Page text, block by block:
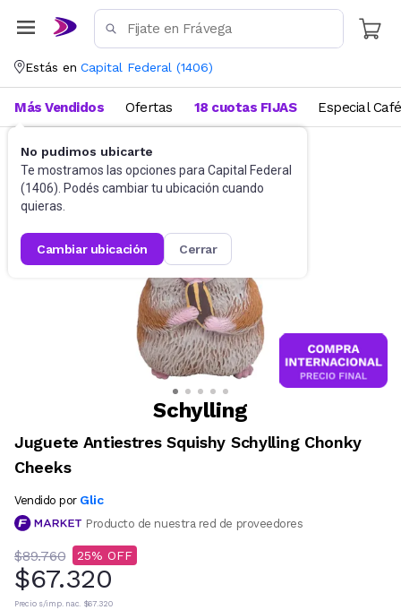
Estás en Capital Federal (1406)
No pudimos ubicarte
Te mostramos las opciones para Capital Federal
(1406). Podés cambiar tu ubicación cuando
quieras.
cambiar ubicación cerrar
Más Vendidos Ofertas 18 cuotas FIJAS Especial Café
Juguetes y Juegos
Schylling
Juguete Antiestres Squishy Schylling Chonky
Cheeks
Vendido por Glic
Producto de nuestra red de proveedores
$89.760 25
$67.320
Precio s/imp. nac. $67.320